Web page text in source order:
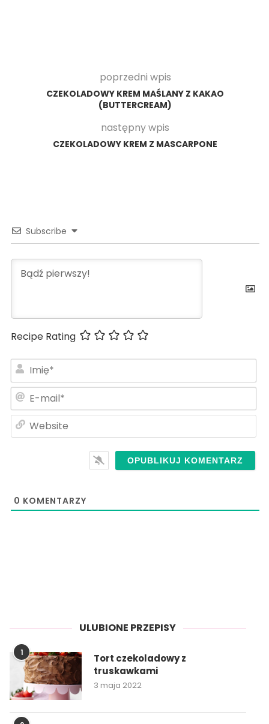
poprzedni wpis
CZEKOLADOWY KREM MAŚLANY Z KAKAO
(BUTTERCREAM)
następny wpis
CZEKOLADOWY KREM Z MASCARPONE
Subscribe
Recipe Rating
0 KOMENTARZY
ULUBIONE PRZEPISY
1
Tort czekoladowy z
truskawkami
3 maja 2022